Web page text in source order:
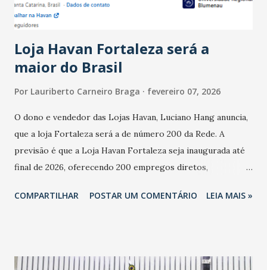
novembro. Em relação a outubro, o faturamento também
cresceu. De acordo com a pesquisa, 44% dos n...
Loja Havan Fortaleza será a
maior do Brasil
Por Lauriberto Carneiro Braga fevereiro 07, 2026
O dono e vendedor das Lojas Havan, Luciano Hang anuncia,
que a loja Fortaleza será a de número 200 da Rede. A
previsão é que a Loja Havan Fortaleza seja inaugurada até
final de 2026, oferecendo 200 empregos diretos,
Havan Fortaleza ainda não foi anunciada oficialmente, mas
COMPARTILHAR POSTAR UM COMENTÁRIO LEIA MAIS »